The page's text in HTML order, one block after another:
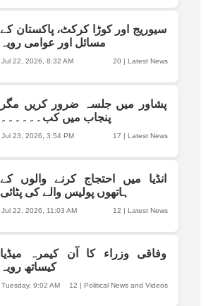
سیوریج اور کوڑا کرکٹ، پاکستان کے
مسائل اور عوامی رویہ
20 | Latest News
Jul 22, 2026, 8:32 AM
پشاور میں جلسہ ضرور کریں مگر
پنجاب میں کب۔۔۔۔۔۔
17 | Latest News
Jul 23, 2026, 3:54 PM
انڈیا میں احتجاج کرنے والوں کے
ہاتھوں پولیس والے کی پٹائی
12 | Latest News
Jul 22, 2026, 11:03 AM
وفاقی وزراء کا آن کیمرہ میڈیا
کیساتھ رویہ
12 | Political News and Videos
Tuesday, 9:02 AM